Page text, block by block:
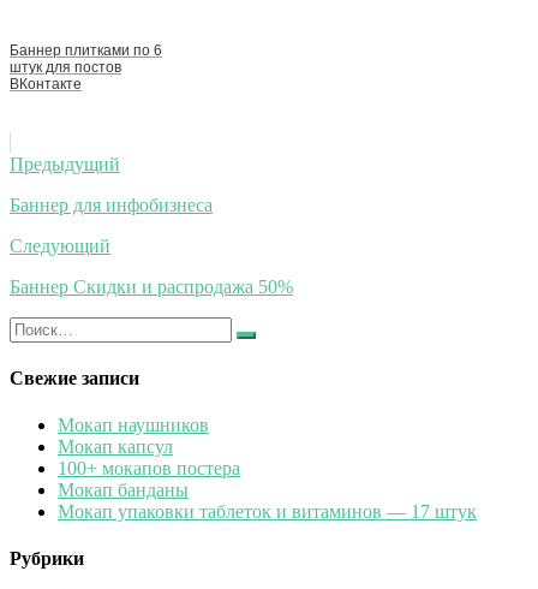
Баннер плитками по 6
штук для постов
ВКонтакте
Навигация
по
записям
Предыдущий
Баннер для инфобизнеса
Следующий
Баннер Скидки и распродажа 50%
Искать:
Найти
Свежие записи
Мокап наушников
Мокап капсул
100+ мокапов постера
Мокап банданы
Мокап упаковки таблеток и витаминов — 17 штук
Рубрики